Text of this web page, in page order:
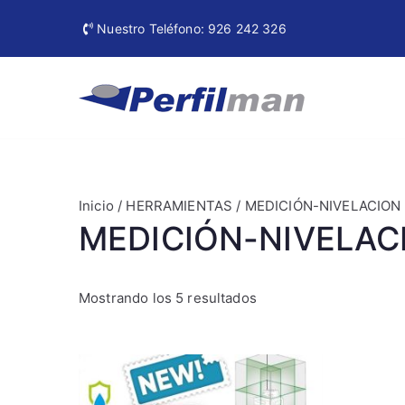
contenido
Nuestro Teléfono: 926 242 326
Materiales
Inicio / HERRAMIENTAS / MEDICIÓN-NIVELACION
MEDICIÓN-
Mostrando los 5 resultados